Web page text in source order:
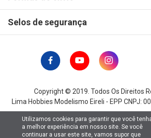
Selos de segurança
Copyright © 2019. Todos Os Direitos
Lima Hobbies Modelismo Eireli - EPP CNPJ:
Utilizamos cookies para garantir que você
a melhor experiência em nosso site. Se você
continuar a usar este site, vamos supor que